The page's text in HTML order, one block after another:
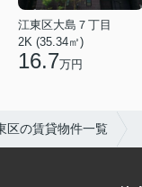
江東区大島７丁目
2K (35.34㎡)
16.7万円
区の賃貸物件一覧